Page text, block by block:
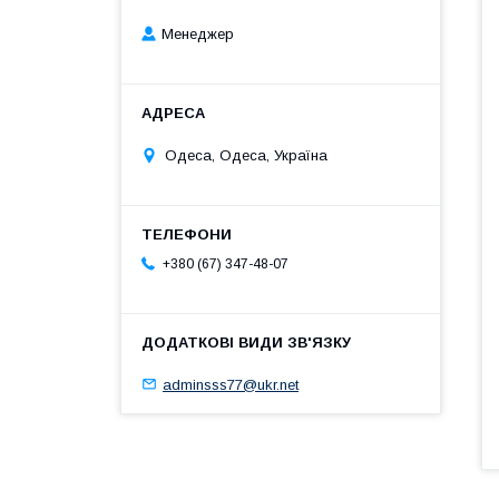
Менеджер
Одеса, Одеса, Україна
+380 (67) 347-48-07
adminsss77@ukr.net